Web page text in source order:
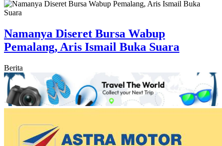
Namanya Diseret Bursa Wabup
Pemalang, Aris Ismail Buka Suara
Berita